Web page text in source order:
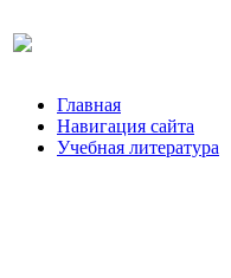
Главная
Навигация сайта
Учебная литература